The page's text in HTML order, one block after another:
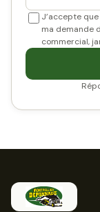
J’accepte
ma demande
commercial,